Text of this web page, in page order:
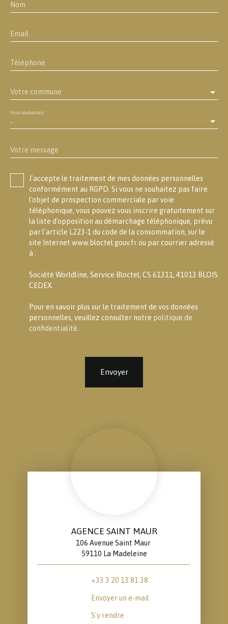
Nom
Email
Téléphone
Votre commune
-
Vous souhaitez
Votre message
J'accepte le traitement de mes données personnelles
conformément au RGPD. Si vous ne souhaitez pas faire
l'objet de prospection commerciale par voie
téléphonique, vous pouvez vous inscrire gratuitement sur
la liste d'opposition au démarchage téléphonique, prévu
par l'article L223-1 du code de la consommation, sur le
site Internet www.bloctel.gouv.fr ou par courrier adressé
à :
Société Worldline, Service Bloctel, CS 61311, 41013 BLOIS
CEDEX.
Pour en savoir plus sur le traitement de vos données
personnelles, veuillez consulter notre politique de
confidentialité.
Envoyer
AGENCE SAINT MAUR
106 Avenue Saint Maur
59110 La Madeleine
+33 3 20 13 81 38
Envoyer un e-mail
S'y rendre